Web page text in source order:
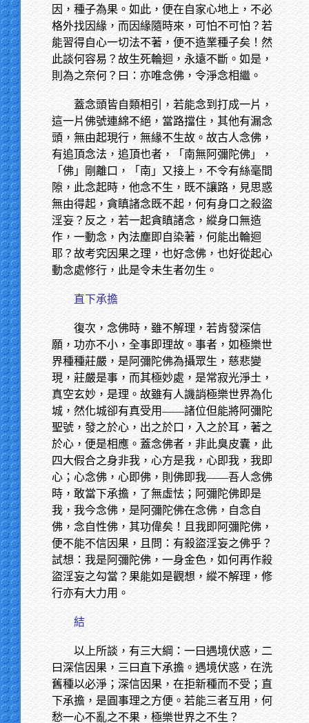
因，種子為果。如此，便在自家心地上，不必
格外找因緣，而因緣隨時來，可怕不可怕？若
能習得自心一切法不著，便不造業種子矣！然
此談何容易？故生死輪迴，永遠不斷。如是，
則為之奈何？曰：亦唯念佛，令淨念相繼。
蓋念頭皆自類相引，若能念到打成一片，
這一片佛號連綿不絕，當路擋住，其他有漏念
頭，無由起現行，無緣不生故。故古人念佛，
有追頂念法，追頂也者，「南無阿彌陀佛」，
「佛」剛離口，「南」又接上，不令有絲毫間
隙，此念起時，他念不生，既不讓路，見思惑
無由得起，貪瞋諸念既不起，何有身口之殺盜
淫妄？反之，若一起貪瞋諸念，縱身口無造
作，一動念，內法塵即自染著，何能出輪迴
耶？故考究因果之理，也好念佛，也好從起心
動念處修行，此是令未生者勿生。
直下承擔
復次，念佛時，雖不解理，若肯發深信
願，功亦不小，全事即理故。事者，如極樂世
界種種莊嚴，是阿彌陀佛為攝眾生，慈悲變
現，莊嚴是事，而其極妙處，是常寂光淨土，
真空玄妙，是理。故雖有人譏誚極樂世界為化
城，然化城卻有真受用——諸位但能將阿彌陀
聖號，發之於心，出之於口，入之於耳，著之
於心，便是相應。蓋念佛者，非此臭皮囊，此
四大假合之身非我，心方是我，心即我，我即
心；心念佛，心即佛，則佛即我——吾人念佛
時，敢當下承擔，了無虛怯；阿彌陀佛即是
我，我今念佛，是阿彌陀佛在念佛，自念自
佛，念自性佛，其功偉矣！且我即阿彌陀佛，
便不能不信因果，且問：有殺盜淫妄之佛乎？
試想：我是阿彌陀佛，一身金色，如何再作殺
盜淫妄之勾當？果能如是觀想，縱不解理，修
行亦有大力用。
結
以上所談，有三大綱：一曰遇境伏惑，二
曰深信因果，三曰直下承擔。遇境伏惑，在洗
舊種以必淨；深信因果，在拒新種而不受；直
下承擔，是圓事理之方便。若能三者互用，何
愁一心不亂之不果，極樂世界之不生？